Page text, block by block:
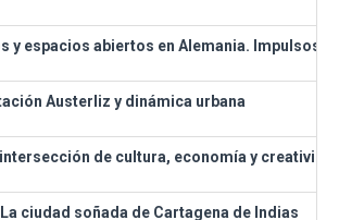
y espacios abiertos en Alemania. Impulsos
Austerliz y dinámica urbana
intersección de cultura, economía y
ciudad soñada de Cartagena de Indias